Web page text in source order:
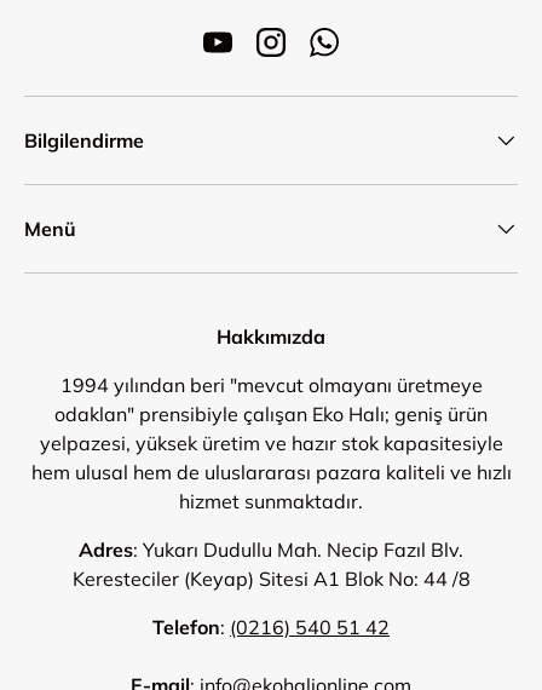
YouTubeInstagramWhatsApp
Bilgilendirme
Menü
Hakkımızda
1994 yılından beri "mevcut olmayanı üretmeye
odaklan" prensibiyle çalışan Eko Halı; geniş ürün
yelpazesi, yüksek üretim ve hazır stok kapasitesiyle
hem ulusal hem de uluslararası pazara kaliteli ve hızlı
hizmet sunmaktadır.
Adres: Yukarı Dudullu Mah. Necip Fazıl Blv.
Keresteciler (Keyap) Sitesi A1 Blok No: 44 /8
Telefon: (0216) 540 51 42
E-mail: info@ekohalionline.com